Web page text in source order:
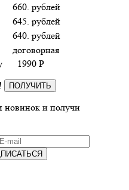
660. рублей
645. рублей
640. рублей
договорная
1990 P
ПОЛУЧИТЬ
новинок и получи